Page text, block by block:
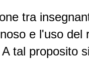
tra
e l'uso del
tal proposito